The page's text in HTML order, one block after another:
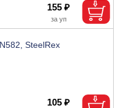
155 ₽
SteelRex
105 ₽